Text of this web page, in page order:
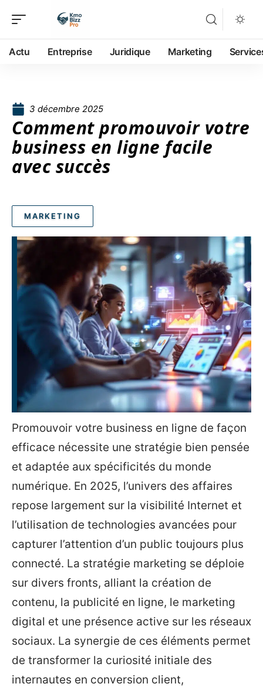
Actu Entreprise Juridique Marketing
3 décembre 2025
Comment promouvoir votre
business en ligne facile
avec succès
MARKETING
Promouvoir votre business en ligne de façon
efficace nécessite une stratégie bien pensée
et adaptée aux spécificités du monde
numérique. En 2025, l’univers des affaires
repose largement sur la visibilité Internet et
l’utilisation de technologies avancées pour
capturer l’attention d’un public toujours plus
connecté. La stratégie marketing se déploie
sur divers fronts, alliant la création de
contenu, la publicité en ligne, le marketing
digital et une présence active sur les réseaux
sociaux. La synergie de ces éléments permet
de transformer la curiosité initiale des
internautes en conversion client,